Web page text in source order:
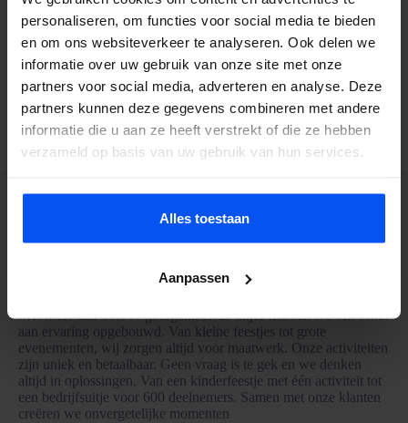
personaliseren, om functies voor social media te bieden
en om ons websiteverkeer te analyseren. Ook delen we
informatie over uw gebruik van onze site met onze
partners voor social media, adverteren en analyse. Deze
partners kunnen deze gegevens combineren met andere
informatie die u aan ze heeft verstrekt of die ze hebben
verzameld op basis van uw gebruik van hun services.
Alles toestaan
Aanpassen
Onze kernwaarden
Plezier staat centraal
Persoonlijk contact
Flexibiliteit
Passie voor sport en spel
ongeveer 10 medewerkers. Iedereen brengt een eigen expertise
en enthousiasme mee, wat zorgt voor een dynamische werksfeer.
Met meer dan 10.000 georganiseerde uitjes hebben we een schat
aan ervaring opgebouwd. Van kleine feestjes tot grote
evenementen, wij zorgen altijd voor maatwerk. Onze activiteiten
zijn uniek en betaalbaar. Geen vraag is te gek en we denken
altijd in oplossingen. Van een kinderfeestje met één activiteit tot
een bedrijfsuitje voor 600 deelnemers. Samen met onze klanten
creëren we onvergetelijke momenten